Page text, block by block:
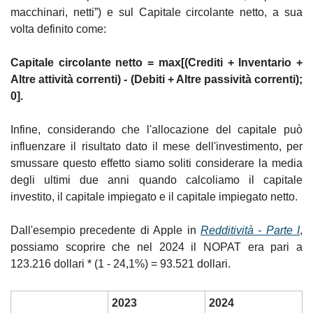
macchinari, netti”) e sul Capitale circolante netto, a sua
volta definito come:
Capitale circolante netto = max[(Crediti + Inventario +
Altre attività correnti) - (Debiti + Altre passività correnti);
0].
Infine, considerando che l'allocazione del capitale può
influenzare il risultato dato il mese dell'investimento, per
smussare questo effetto siamo soliti considerare la media
degli ultimi due anni quando calcoliamo il capitale
investito, il capitale impiegato e il capitale impiegato netto.
Dall'esempio precedente di Apple in Redditività - Parte I,
possiamo scoprire che nel 2024 il NOPAT era pari a
123.216 dollari * (1 - 24,1%) = 93.521 dollari.
2023 2024